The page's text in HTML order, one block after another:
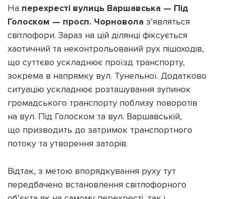
На перехресті вулиць Варшавська — Під
Голоском — просп. Чорновола з’являться
світлофори. Зараз на цій ділянці фіксується
хаотичний та неконтрольований рух пішоходів,
що суттєво ускладнює проїзд транспорту,
зокрема в напрямку вул. Тунельної. Додатково
ситуацію ускладнює розташування зупинок
громадського транспорту поблизу поворотів
на вул. Під Голоском та вул. Варшавській,
що призводить до затримок транспортного
потоку та утворення заторів.
Відтак, з метою впорядкування руху тут
передбачено встановлення світлофорного